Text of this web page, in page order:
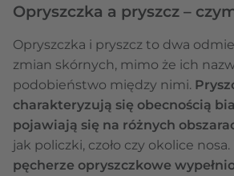
Opryszczka a pryszcz –
Opryszczka i pryszcz to dwa
zmian skórnych, mimo że ich
podobieństwo między nimi.
charakteryzują się obecnością
pojawiają się na różnych
jak policzki, czoło czy okolice
pęcherze opryszczkowe